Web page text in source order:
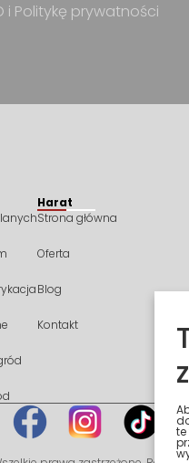
i Politykę prywatności
Harat
Strona główna
Oferta
Blog
Kontakt